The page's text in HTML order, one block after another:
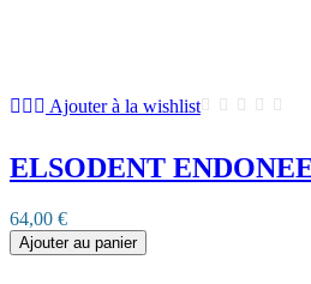
Ajouter à la wishlist
ELSODENT
64,00 €
Ajouter au panier